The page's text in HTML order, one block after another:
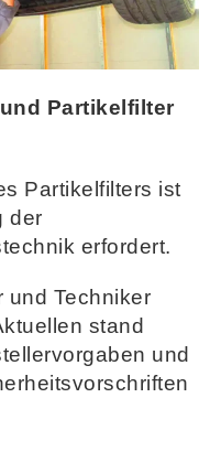
Partikelfilter
Partikelfilters ist
der
erfordert.
und Techniker
stand
und